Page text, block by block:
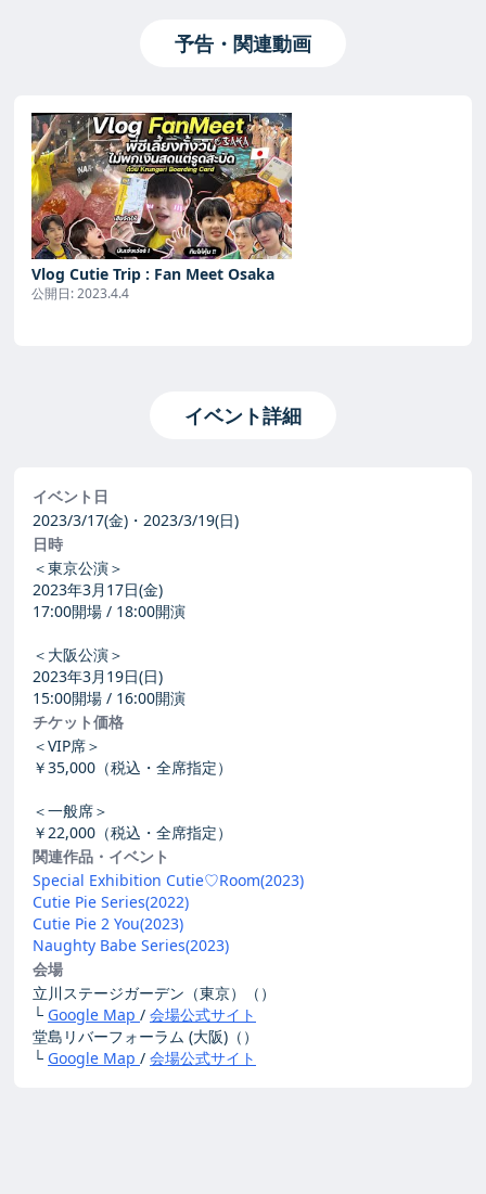
予告・関連動画
Vlog Cutie Trip : Fan Meet Osaka
公開日:2023.4.4
イベント詳細
イベント日
2023/3/17(金)・2023/3/19(日)
日時
＜東京公演＞
2023年3月17日(金)
17:00開場 / 18:00開演
＜大阪公演＞
2023年3月19日(日)
15:00開場 / 16:00開演
チケット価格
＜VIP席＞
￥35,000（税込・全席指定）
＜一般席＞
￥22,000（税込・全席指定）
関連作品・イベント
Special Exhibition Cutie♡Room(2023)
Cutie Pie Series(2022)
Cutie Pie 2 You(2023)
Naughty Babe Series(2023)
会場
立川ステージガーデン（東京）（）
└ Google Map / 会場公式サイト
堂島リバーフォーラム (大阪)（）
└ Google Map / 会場公式サイト